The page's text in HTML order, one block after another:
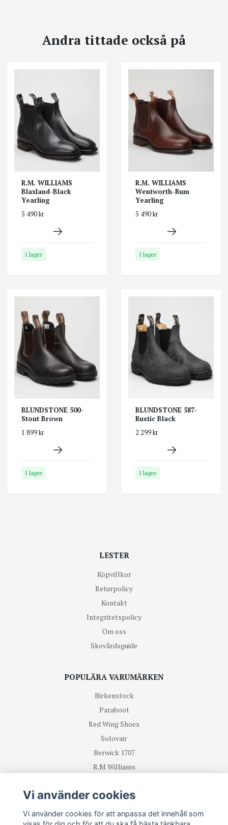
Andra tittade också på
R.M. WILLIAMS
Blaxland-Black
Yearling
5 490 kr
I lager
R.M. WILLIAMS
Wentworth-Rum
Yearling
5 490 kr
I lager
BLUNDSTONE 500-
Stout Brown
1 899 kr
I lager
BLUNDSTONE 587-
Rustic Black
2 299 kr
I lager
LESTER
Köpvillkor
Returpolicy
Kontakt
Integritetspolicy
Om oss
Skovårdsguide
POPULÄRA VARUMÄRKEN
Birkenstock
Paraboot
Red Wing Shoes
Solovair
Berwick 1707
R.M Williams
TA DEL UTAV NYHETER OCH ERBJUDANDEN FÖRST
Vi använder cookies
Vi använder cookies för att anpassa det innehåll som